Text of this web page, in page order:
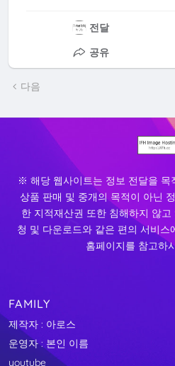
전달
공유
다음
※ 해당 웹사이트는 정보 전달을 목
상품 판매 및 중개의 목적이 아닌
한 지적재산권 또한 침해하지 않
청 및 다운로드와 같은 편의 서비
홈페이지를 참고하
FAMILY
제작자 : 아로스
운영자 : 본인 이름
youtube